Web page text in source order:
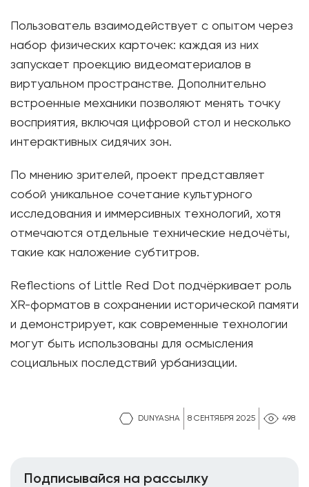
DUNYASHA 8 СЕНТЯБРЯ 2025 498
Пользователь взаимодействует с опытом через
набор физических карточек: каждая из них
запускает проекцию видеоматериалов в
виртуальном пространстве. Дополнительно
встроенные механики позволяют менять точку
восприятия, включая цифровой стол и несколько
интерактивных сидячих зон.
По мнению зрителей, проект представляет
собой уникальное сочетание культурного
исследования и иммерсивных технологий, хотя
отмечаются отдельные технические недочёты,
такие как наложение субтитров.
Reflections of Little Red Dot подчёркивает роль
XR-форматов в сохранении исторической памяти
и демонстрирует, как современные технологии
могут быть использованы для осмысления
социальных последствий урбанизации.
Подписывайся на рассылку